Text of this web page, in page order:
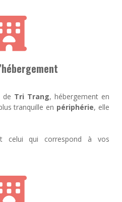
de Tri Trang, hébergement en
tranquille en périphérie, elle
celui qui correspond à vos